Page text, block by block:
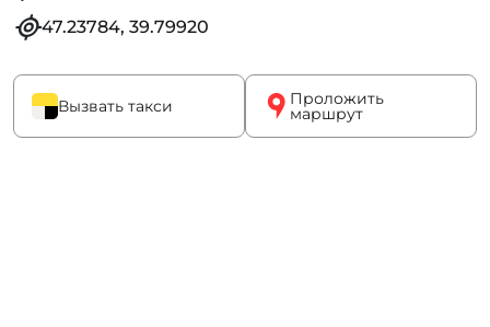
47.23784, 39.79920
Вызвать такси Проложить
маршрут